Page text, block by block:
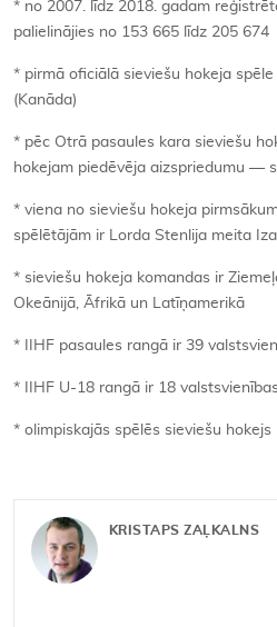
* no 2007. līdz 2018. gadam
palielinājies no 153 665 līdz 205 674
* pirmā oficiālā sieviešu hokeja
(Kanāda)
* pēc Otrā pasaules kara sieviešu
hokejam piedēvēja aizspriedumu —
* viena no sieviešu hokeja
spēlētājām ir Lorda Stenlija meita
* sieviešu hokeja komandas ir
Okeānijā, Āfrikā un Latīņamerikā
* IIHF pasaules rangā ir 39
* IIHF U-18 rangā ir 18 valstsvienības
* olimpiskajās spēlēs sieviešu
KRISTAPS ZAĻKALNS